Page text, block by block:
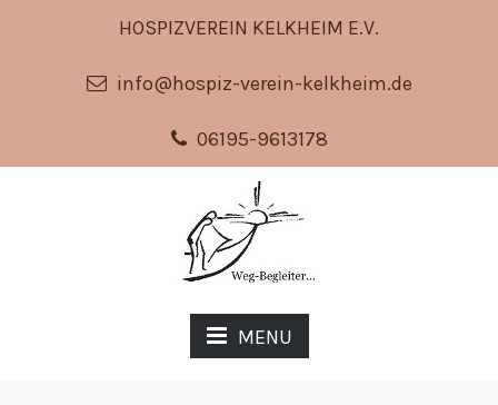
HOSPIZVEREIN KELKHEIM E.V.
info@hospiz-verein-kelkheim.de
06195-9613178
MENU